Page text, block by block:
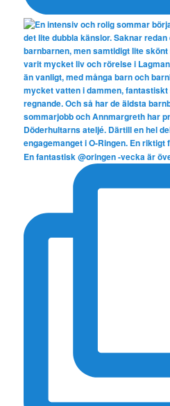
En fantastisk @oringen -vecka är